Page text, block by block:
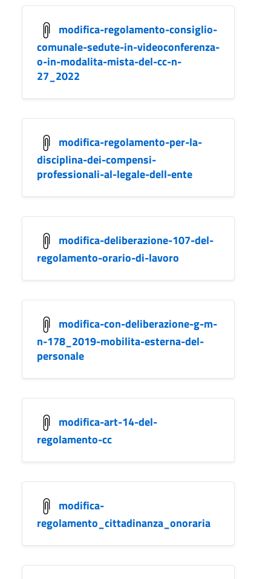
modifica-regolamento-consiglio-
comunale-sedute-in-videoconferenza-
o-in-modalita-mista-del-cc-n-
27_2022
modifica-regolamento-per-la-
disciplina-dei-compensi-
professionali-al-legale-dell-ente
modifica-deliberazione-107-del-
regolamento-orario-di-lavoro
modifica-con-deliberazione-g-m-
n-178_2019-mobilita-esterna-del-
personale
modifica-art-14-del-
regolamento-cc
modifica-
regolamento_cittadinanza_onoraria